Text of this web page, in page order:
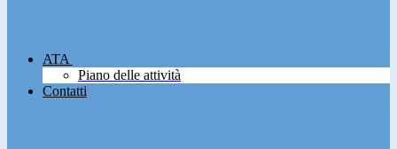
ATA
Piano delle attività
Contatti